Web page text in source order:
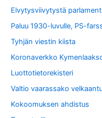
Elvytysviivytystä
Paluu 1930-luvulle, PS-
Tyhjän viestin kiista
Koronaverkko
Luottotietorekisteri
Valtio vaarassako
Kokoomuksen ahdistus